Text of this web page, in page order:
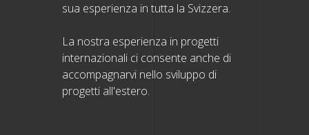
sua esperienza in tutta la Svizzera.
La nostra esperienza in progetti
internazionali ci consente anche di
accompagnarvi nello sviluppo di
progetti all'estero.